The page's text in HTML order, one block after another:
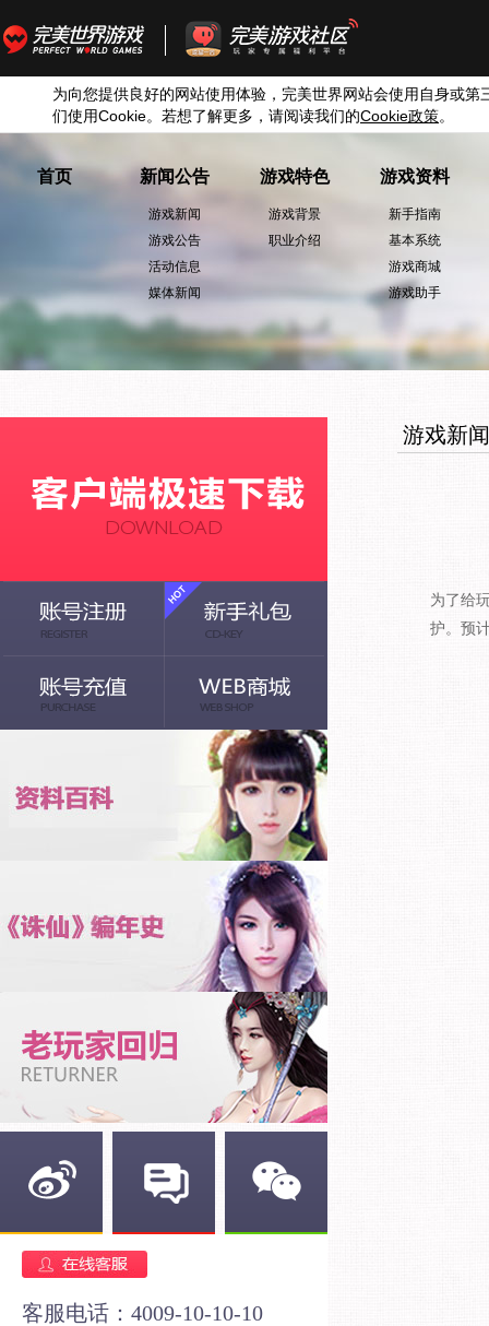
为向您提供良好的网站使用体验，完美世界网站会使用自身或第
们使用Cookie。若想了解更多，请阅读我们的Cookie政策。
首页 新闻公告
游戏新闻
游戏公告
活动信息
媒体新闻
游戏特色
游戏背景
职业介绍
游戏资料
新手指南
基本系统
游戏商城
游戏助手
客服电话：4009-10-10-10
游戏新闻
为了给
护。预